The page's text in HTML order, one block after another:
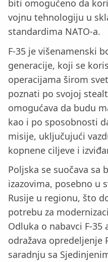
biti omogućeno da
vojnu tehnologiju u
standardima NATO-a.
F-35 je višenamenski
generacije, koji se
operacijama širom
poznati po svojoj
omogućava da budu
kao i po sposobnosti
misije, uključujući
kopnene ciljeve i
Poljska se suočava sa
izazovima, posebno u
Rusije u regionu, što
potrebu za
Odluka o nabavci F-35
odražava opredeljenje
saradnju sa